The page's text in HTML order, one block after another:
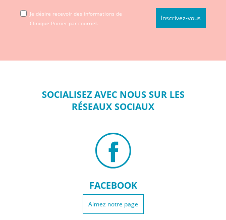
Je désire recevoir des informations de
Clinique Poirier par courriel.
SOCIALISEZ AVEC NOUS SUR LES
RÉSEAUX SOCIAUX
FACEBOOK
Aimez notre page